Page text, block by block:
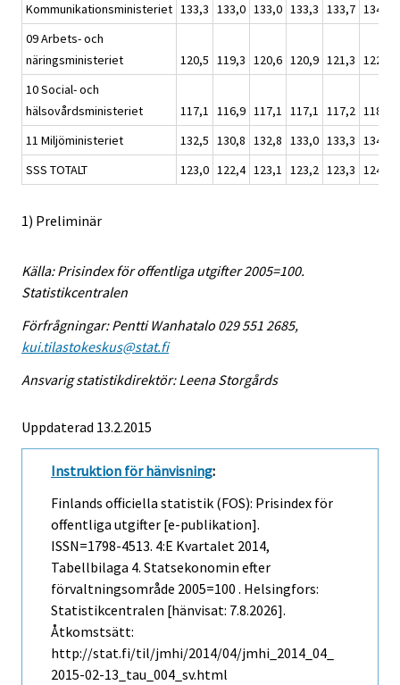
Kommunikationsministeriet 133,3 133,0 133,0 133,3 133,7 134,7
09 Arbets- och
näringsministeriet
120,5 119,3 120,6 120,9 121,3 122,5
10 Social- och
hälsovårdsministeriet
117,1 116,9 117,1 117,1 117,2 118,2
11 Miljöministeriet
132,5 130,8 132,8 133,0 133,3 134,7
SSS TOTALT
123,0 122,4 123,1 123,2 123,3 124,5
1) Preliminär
Källa: Prisindex för offentliga utgifter 2005=100.
Statistikcentralen
Förfrågningar: Pentti Wanhatalo 029 551 2685,
kui.tilastokeskus@stat.fi
Ansvarig statistikdirektör: Leena Storgårds
Uppdaterad 13.2.2015
Instruktion för hänvisning:
Finlands officiella statistik (FOS): Prisindex för
offentliga utgifter [e-publikation].
ISSN=1798-4513. 4:e Kvartalet 2014,
Tabellbilaga 4. Statsekonomin efter
förvaltningsområde 2005=100 . Helsingfors:
Statistikcentralen [hänvisat: 7.8.2026].
Åtkomstsätt:
http://stat.fi/til/jmhi/2014/04/jmhi_2014_04_
2015-02-13_tau_004_sv.html